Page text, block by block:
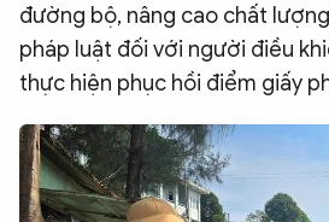
Chuyên đề
đường bộ, nâng cao chất
pháp luật đối với người điều
thực hiện phục hồi điểm giấy